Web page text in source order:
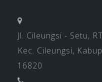
Jl. Cileungsi - Setu,
Kec. Cileungsi,
16820